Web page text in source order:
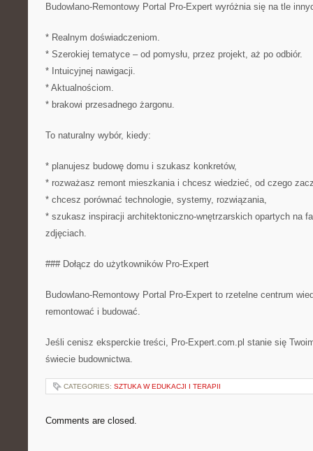
Budowlano-Remontowy Portal Pro-Expert wyróżnia się na tle
* Realnym doświadczeniom.
* Szerokiej tematyce – od pomysłu, przez projekt, aż po odbiór.
* Intuicyjnej nawigacji.
* Aktualnościom.
* brakowi przesadnego żargonu.
To naturalny wybór, kiedy:
* planujesz budowę domu i szukasz konkretów,
* rozważasz remont mieszkania i chcesz wiedzieć, od czego
* chcesz porównać technologie, systemy, rozwiązania,
* szukasz inspiracji architektoniczno-wnętrzarskich opartych na
zdjęciach.
### Dołącz do użytkowników Pro-Expert
Budowlano-Remontowy Portal Pro-Expert to rzetelne centrum
remontować i budować.
Jeśli cenisz eksperckie treści, Pro-Expert.com.pl stanie się
świecie budownictwa.
CATEGORIES: SZTUKA W EDUKACJI I TERAPII
Comments are closed.